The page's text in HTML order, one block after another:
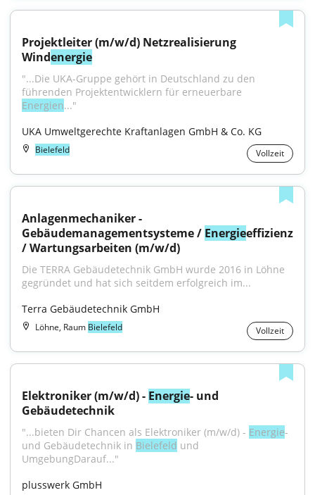
Projektleiter (m/w/d) Netzrealisierung
Windenergie
"...Die UKA-Gruppe gehört in Deutschland zu den
Energien..."
UKA Umweltgerechte Kraftanlagen GmbH & Co. KG
Bielefeld Vollzeit
Anlagenmechaniker -
Gebäudemanagementsysteme / Energieeffizienz
/ Wartungsarbeiten (m/w/d)
Die TERRA Gebäudetechnik GmbH wurde 2016 in Löhne
gegründet und hat sich seitdem erfolgreich im...
Terra Gebäudetechnik GmbH
Löhne, Raum Bielefeld Vollzeit
Elektroniker (m/w/d) - Energie- und
Gebäudetechnik
"...bieten Dir Chancen als Elektroniker (m/w/d) - Energie-
und Gebäudetechnik in Bielefeld und
UmgebungDarauf..."
plusswerk GmbH